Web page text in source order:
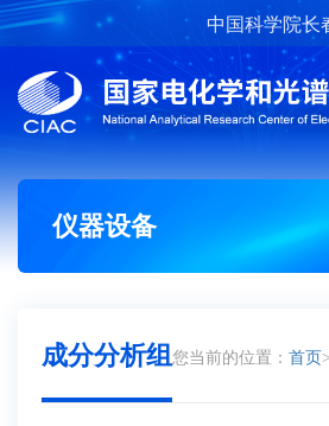
中国科学院长
概况介绍
仪器设备
成分分析组您当前的位置： 首页>